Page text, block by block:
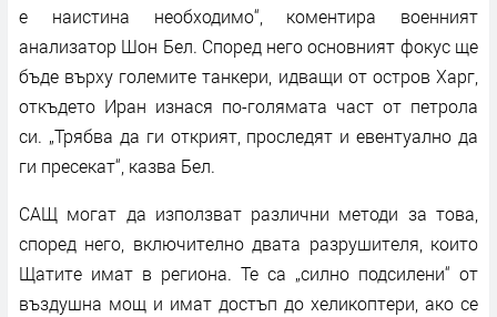
е наистина необходимо“, коментира военният
анализатор Шон Бел. Според него основният фокус ще
бъде върху големите танкери, идващи от остров Харг,
откъдето Иран изнася по-голямата част от петрола
си. „Трябва да ги открият, проследят и евентуално да
ги пресекат“, казва Бел.
САЩ могат да използват различни методи за това,
според него, включително двата разрушителя, които
Щатите имат в региона. Те са „силно подсилени“ от
въздушна мощ и имат достъп до хеликоптери, ако се